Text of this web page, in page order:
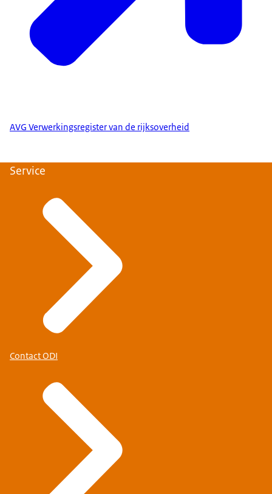
AVG Verwerkingsregister van de rijksoverheid
Service
Contact ODI